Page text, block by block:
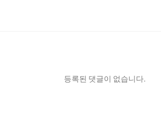
등록된 댓글이 없습니다.